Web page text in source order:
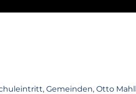
,Gemeinden,Otto